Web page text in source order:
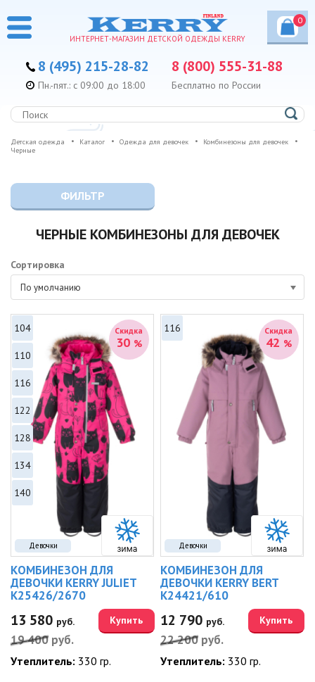
ИНТЕРНЕТ-МАГАЗИН ДЕТСКОЙ ОДЕЖДЫ KERRY
0
8 (495) 215-28-82 8 (800) 555-31-88
Бесплатно по России
Пн.-пят.: с 09:00 до 18:00
Детская одежда Каталог Одежда для девочек
Комбинезоны для девочек
Черные
ФИЛЬТР
ЧЕРНЫЕ КОМБИНЕЗОНЫ ДЛЯ ДЕВОЧЕК
Сортировка
По умолчанию
Девочки
Скидка
30 %
104
110
116
122
128
134
140
КОМБИНЕЗОН ДЛЯ
ДЕВОЧКИ KERRY JULIET
K25426/2670
13 580 руб.
19 400 руб.
Купить
Утеплитель: 330 гр.
Девочки
Скидка
42 %
116
КОМБИНЕЗОН ДЛЯ
ДЕВОЧКИ KERRY BERT
K24421/610
12 790 руб.
22 200 руб.
Купить
Утеплитель: 330 гр.